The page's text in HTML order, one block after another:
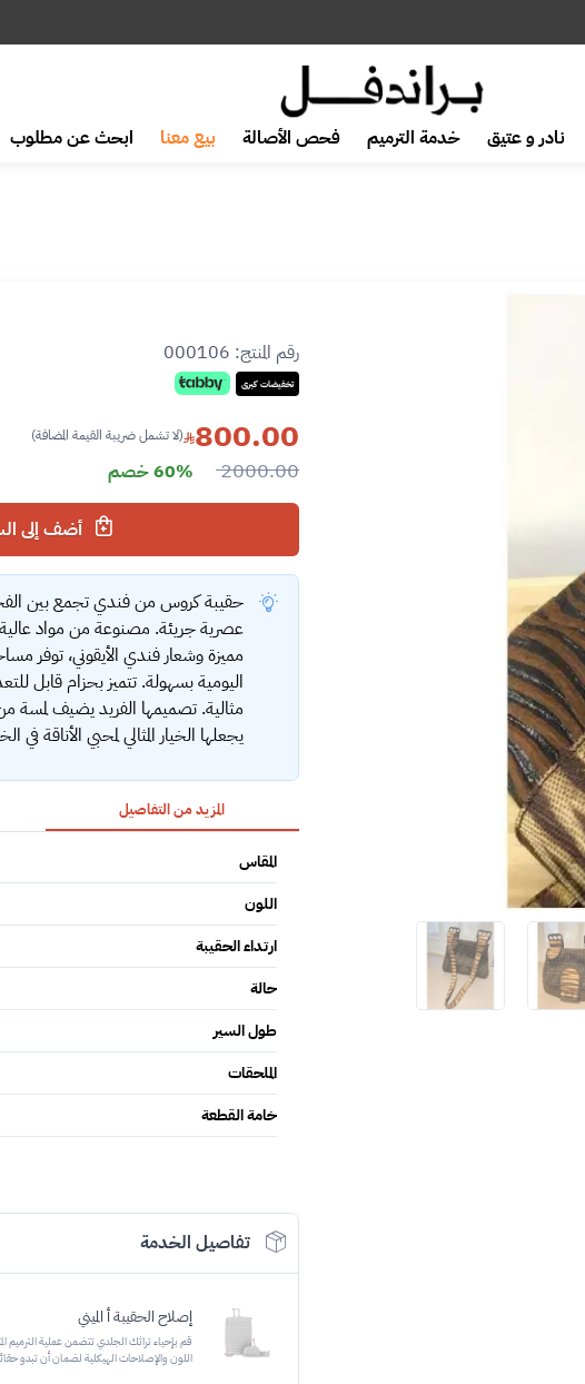
نادر و عتيق خدمة الترميم فحص الأصالة بيع معنا ابحث عن مطلوب
رقم المنتج: 000106
تخفيضات كبرى
800.00 (لا تشمل ضريبة القيمة المضافة)
2000.00 60% خصم
أضف إلى السلة
حقيبة كروس من فندي تجمع بين
عصرية جريئة. مصنوعة من مواد
مميزة وشعار فندي الأيقوني، توفر
اليومية بسهولة. تتميز بحزام قابل
مثالية. تصميمها الفريد يضيف لمسة من
يجعلها الخيار المثالي لمحبي الأناقة في
المزيد من التفاصيل
المقاس
اللون
ارتداء الحقيبة
حالة
طول السير
الملحقات
خامة القطعة
تفاصيل الخدمة
إصلاح الحقيبة أ الميني
قم بإحياء تراثك الجلدي تتضمن عملية
اللون والإصلاحات الهيكلية لضمان أن تبدو